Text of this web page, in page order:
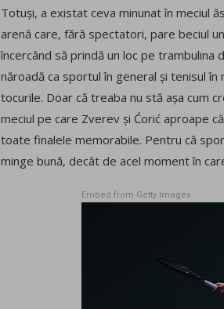
Totuși, a existat ceva minunat în meciul
arenă care, fără spectatori, pare beciul
încercând să prindă un loc pe trambulina
năroadă ca sportul în general și tenisul
tocurile. Doar că treaba nu stă așa cum
meciul pe care Zverev și Ćorić aproape
toate finalele memorabile. Pentru că
minge bună, decât de acel moment în
Embed from Getty Images